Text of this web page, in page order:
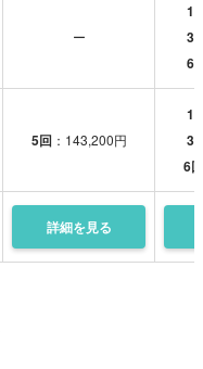
ー
1
3
6
5回：143,200円
1
3
6回
詳細を見る